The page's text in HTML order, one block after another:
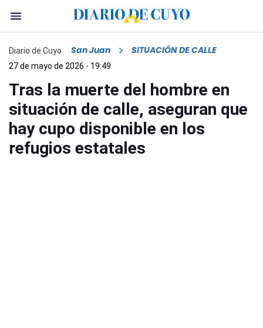
Diario de Cuyo San Juan SITUACIÓN DE CALLE
27 de mayo de 2026 - 19:49
Tras la muerte del hombre en
situación de calle, aseguran que
hay cupo disponible en los
refugios estatales